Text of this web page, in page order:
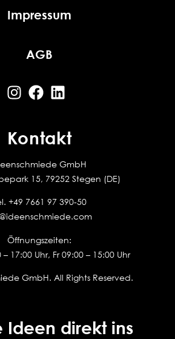
Impressum
AGB
Kontakt
GmbH
15, 79252 Stegen (DE)
+49 7661 97 390-50
Öffnungszeiten:
17:00 Uhr, Fr 09:00 – 15:00 Uhr
GmbH. All Rights Reserved.
Ideen direkt ins